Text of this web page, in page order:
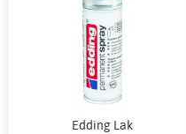
Edding Lak